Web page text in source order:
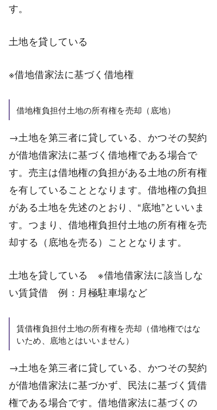
す。
土地を貸している
※借地借家法に基づく借地権
借地権負担付土地の所有権を売却（底地）
→土地を第三者に貸している、かつその契約
が借地借家法に基づく借地権である場合で
す。売主は借地権の負担がある土地の所有権
を有していることとなります。借地権の負担
がある土地を先述のとおり、“底地”といいま
す。つまり、借地権負担付土地の所有権を売
却する（底地を売る）こととなります。
土地を貸している ※借地借家法に該当しな
い賃貸借 例：月極駐車場など
賃借権負担付土地の所有権を売却（借地権ではな
いため、底地とはいいません）
→土地を第三者に貸している、かつその契約
が借地借家法に基づかず、民法に基づく賃借
権である場合です。借地借家法に基づくの